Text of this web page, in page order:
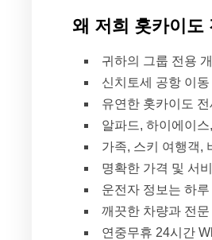
왜 저희 홋카이도
귀하의 그룹 전용
신치토세 공항 이
유연한 홋카이도
알파드, 하이에이
가족, 스키 여행객,
명확한 가격 및 서
운전자 정보는 하
깨끗한 차량과 전
연중무휴 24시간